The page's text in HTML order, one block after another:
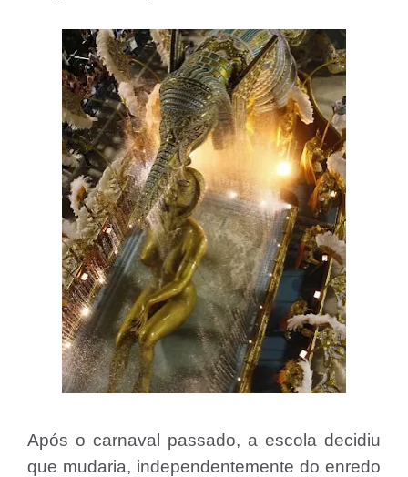
Após o carnaval passado, a escola decidiu
que mudaria, independentemente do enredo